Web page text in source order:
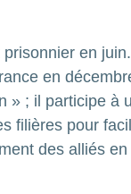
en
en
» ; il participe à
filières pour
des alliés